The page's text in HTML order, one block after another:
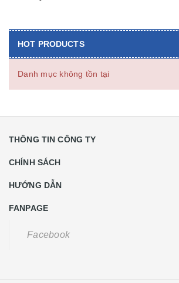
HOT PRODUCTS
Danh mục không tồn tại
THÔNG TIN CÔNG TY
CHÍNH SÁCH
HƯỚNG DẪN
FANPAGE
Facebook